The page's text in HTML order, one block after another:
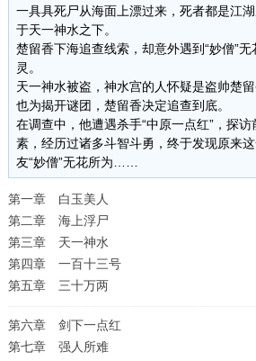
一具具死尸从海面上漂过来，死者都是江
于天一神水之下。
楚留香下海追查线索，却意外遇到“妙僧”
灵。
天一神水被盗，神水宫的人怀疑是盗帅楚
也为揭开谜团，楚留香决定追查到底。
在调查中，他遭遇杀手“中原一点红”，探
素，经历过诸多斗智斗勇，终于发现原来
友“妙僧”无花所为……
第一章 白玉美人
第二章 海上浮尸
第三章 天一神水
第四章 一百十三号
第五章 三十万两
第六章 剑下一点红
第七章 强人所难